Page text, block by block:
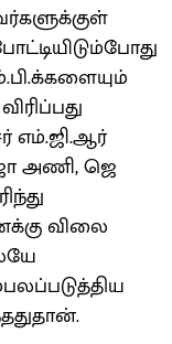
எம்.ஜி.ஆர்
அணி, ஜெ
விலை